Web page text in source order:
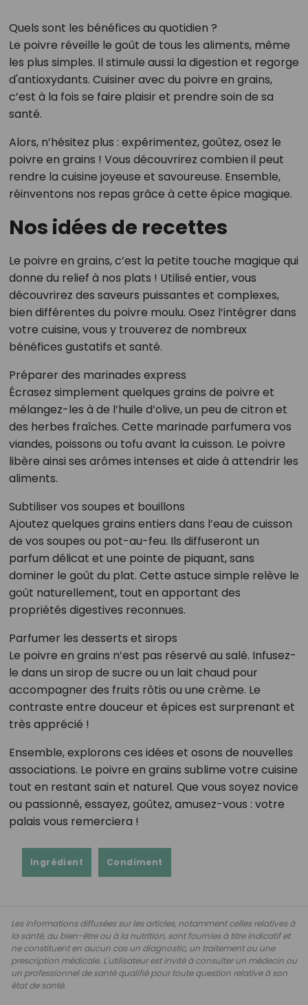
Quels sont les bénéfices au quotidien ?
Le poivre réveille le goût de tous les aliments, même
les plus simples. Il stimule aussi la digestion et regorge
d'antioxydants. Cuisiner avec du poivre en grains,
c’est à la fois se faire plaisir et prendre soin de sa
santé.
Alors, n’hésitez plus : expérimentez, goûtez, osez le
poivre en grains ! Vous découvrirez combien il peut
rendre la cuisine joyeuse et savoureuse. Ensemble,
réinventons nos repas grâce à cette épice magique.
Nos idées de recettes
Le poivre en grains, c’est la petite touche magique qui
donne du relief à nos plats ! Utilisé entier, vous
découvrirez des saveurs puissantes et complexes,
bien différentes du poivre moulu. Osez l’intégrer dans
votre cuisine, vous y trouverez de nombreux
bénéfices gustatifs et santé.
Préparer des marinades express
Écrasez simplement quelques grains de poivre et
mélangez-les à de l’huile d’olive, un peu de citron et
des herbes fraîches. Cette marinade parfumera vos
viandes, poissons ou tofu avant la cuisson. Le poivre
libère ainsi ses arômes intenses et aide à attendrir les
aliments.
Subtiliser vos soupes et bouillons
Ajoutez quelques grains entiers dans l’eau de cuisson
de vos soupes ou pot-au-feu. Ils diffuseront un
parfum délicat et une pointe de piquant, sans
dominer le goût du plat. Cette astuce simple relève le
goût naturellement, tout en apportant des
propriétés digestives reconnues.
Parfumer les desserts et sirops
Le poivre en grains n’est pas réservé au salé. Infusez-
le dans un sirop de sucre ou un lait chaud pour
accompagner des fruits rôtis ou une crème. Le
contraste entre douceur et épices est surprenant et
très apprécié !
Ensemble, explorons ces idées et osons de nouvelles
associations. Le poivre en grains sublime votre cuisine
tout en restant sain et naturel. Que vous soyez novice
ou passionné, essayez, goûtez, amusez-vous : votre
palais vous remerciera !
Ingrédient Condiment
Les informations diffusées sur les articles, notamment celles relatives à
la santé, au bien-être ou à la nutrition, sont fournies à titre indicatif et
ne constituent en aucun cas un diagnostic, un traitement ou une
prescription médicale. L'utilisateur est invité à consulter un médecin ou
un professionnel de santé qualifié pour toute question relative à son
état de santé.